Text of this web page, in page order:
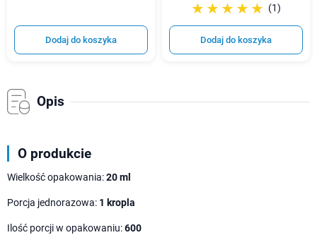
Dodaj do koszyka
☆☆☆☆☆
★★★★★ (1)
Dodaj do koszyka
Opis
O produkcie
Wielkość opakowania:20 ml
Porcja jednorazowa: 1 kropla
Ilość porcji w opakowaniu:600